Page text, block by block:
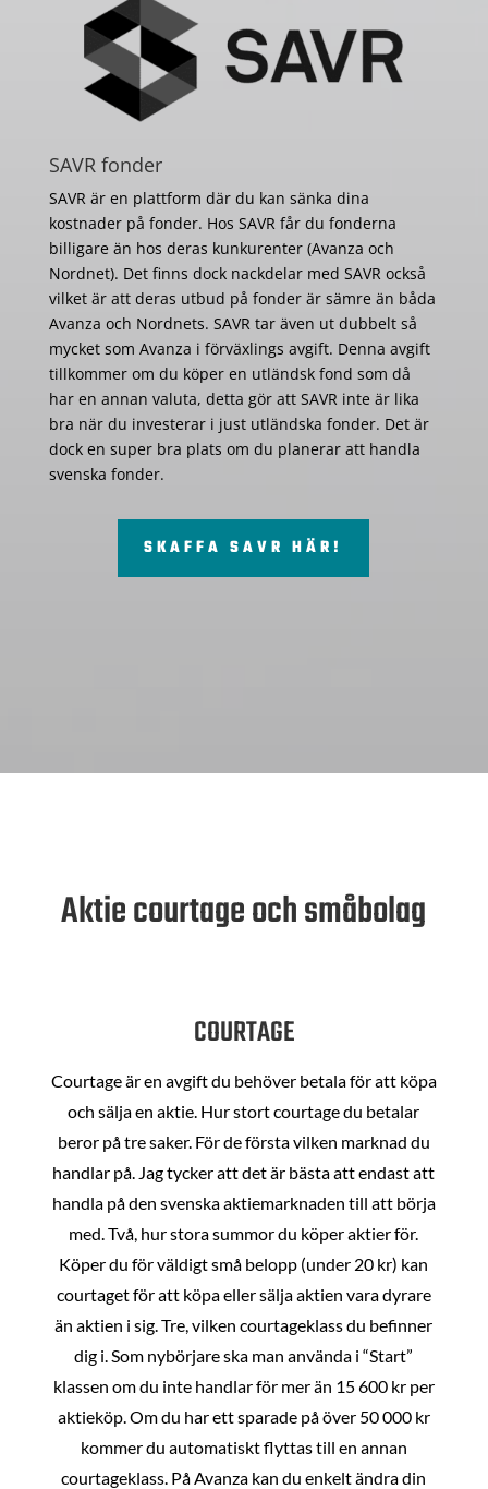
SAVR fonder
SAVR är en plattform där du kan sänka dina
kostnader på fonder. Hos SAVR får du fonderna
billigare än hos deras kunkurenter (Avanza och
Nordnet). Det finns dock nackdelar med SAVR också
vilket är att deras utbud på fonder är sämre än båda
Avanza och Nordnets. SAVR tar även ut dubbelt så
mycket som Avanza i förväxlings avgift. Denna avgift
tillkommer om du köper en utländsk fond som då
har en annan valuta, detta gör att SAVR inte är lika
bra när du investerar i just utländska fonder. Det är
dock en super bra plats om du planerar att handla
svenska fonder.
SKAFFA SAVR HÄR!
Aktie courtage och småbolag
COURTAGE
Courtage är en avgift du behöver betala för att köpa
och sälja en aktie. Hur stort courtage du betalar
beror på tre saker. För de första vilken marknad du
handlar på. Jag tycker att det är bästa att endast att
handla på den svenska aktiemarknaden till att börja
med. Två, hur stora summor du köper aktier för.
Köper du för väldigt små belopp (under 20 kr) kan
courtaget för att köpa eller sälja aktien vara dyrare
än aktien i sig. Tre, vilken courtageklass du befinner
dig i. Som nybörjare ska man använda i “Start”
klassen om du inte handlar för mer än 15 600 kr per
aktieköp. Om du har ett sparade på över 50 000 kr
kommer du automatiskt flyttas till en annan
courtageklass. På Avanza kan du enkelt ändra din